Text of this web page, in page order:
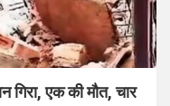
गिरा, एक की मौत, चार